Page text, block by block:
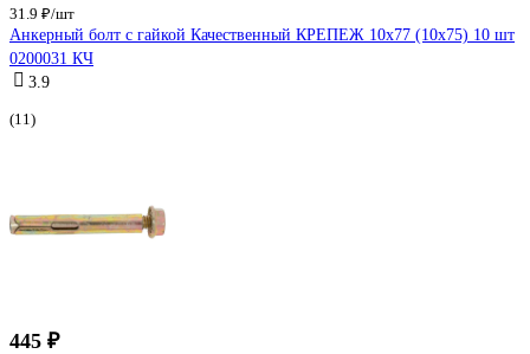
31.9 ₽/шт
Анкерный болт с гайкой Качественный КРЕПЕЖ 10х77 (10х75) 10 шт
0200031 КЧ
3.9
(11)
445 ₽